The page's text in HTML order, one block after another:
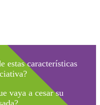
estas características
vaya a cesar su